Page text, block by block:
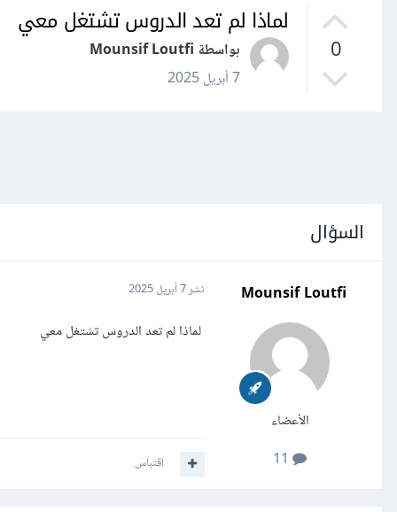
0
لماذا لم تعد الدروس تشتغل معي
بواسطة Mounsif Loutfi
7 أبريل 2025
السؤال
Mounsif Loutfi
الأعضاء
نشر7 أبريل 2025
لماذا لم تعد الدروس تشتغل معي
اقتباس